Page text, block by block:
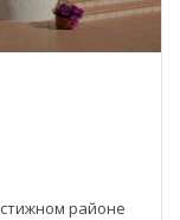
районе